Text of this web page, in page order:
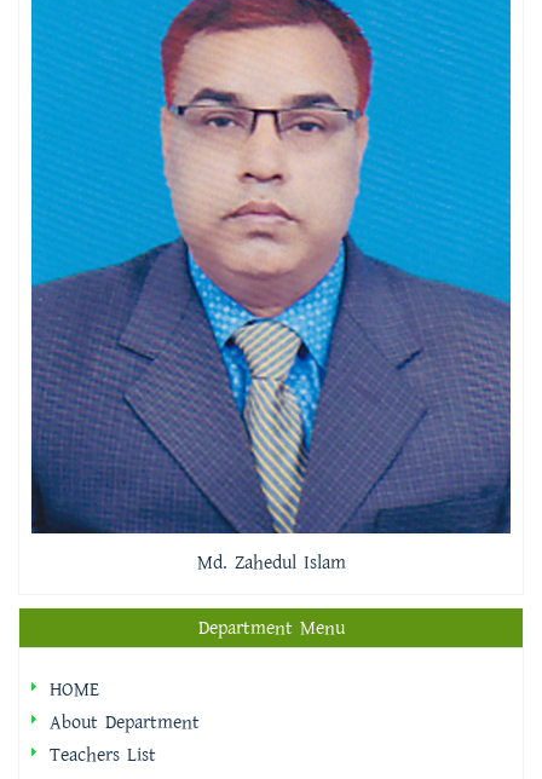
Md. Zahedul Islam
Department Menu
HOME
About Department
Teachers List